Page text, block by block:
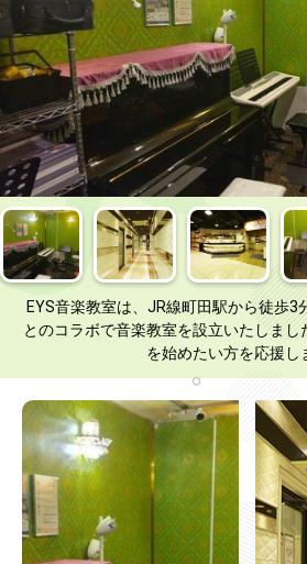
EYS音楽教室は、JR線町田駅から徒歩3
とのコラボで音楽教室を設立いたしま
を始めたい方を応援し